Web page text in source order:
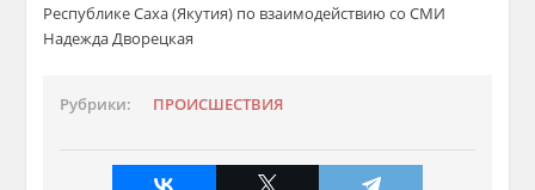
Республике Саха (Якутия) по взаимодействию со СМИ
Надежда Дворецкая
Рубрики: ПРОИСШЕСТВИЯ